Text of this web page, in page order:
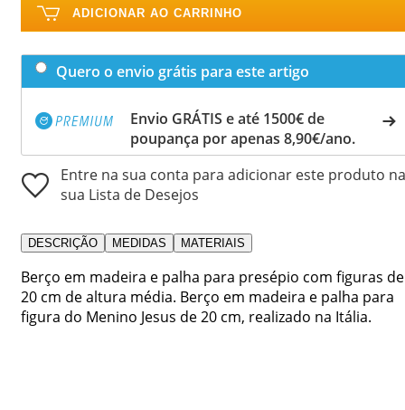
ADICIONAR AO CARRINHO
Quero o envio grátis para este artigo
Envio GRÁTIS e até 1500€ de
poupança por apenas 8,90€/ano.
Entre na sua conta para adicionar este produto na
sua Lista de Desejos
DESCRIÇÃO MEDIDAS MATERIAIS
Berço em madeira e palha para presépio com figuras de
20 cm de altura média. Berço em madeira e palha para
figura do Menino Jesus de 20 cm, realizado na Itália.